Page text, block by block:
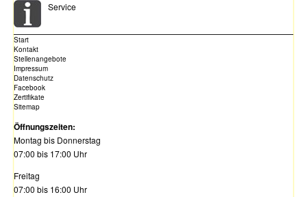
Service
Start
Kontakt
Stellenangebote
Impressum
Datenschutz
Facebook
Zertifikate
Sitemap
Öffnungszeiten:
Montag bis Donnerstag
07:00 bis 17:00 Uhr
Freitag
07:00 bis 16:00 Uhr